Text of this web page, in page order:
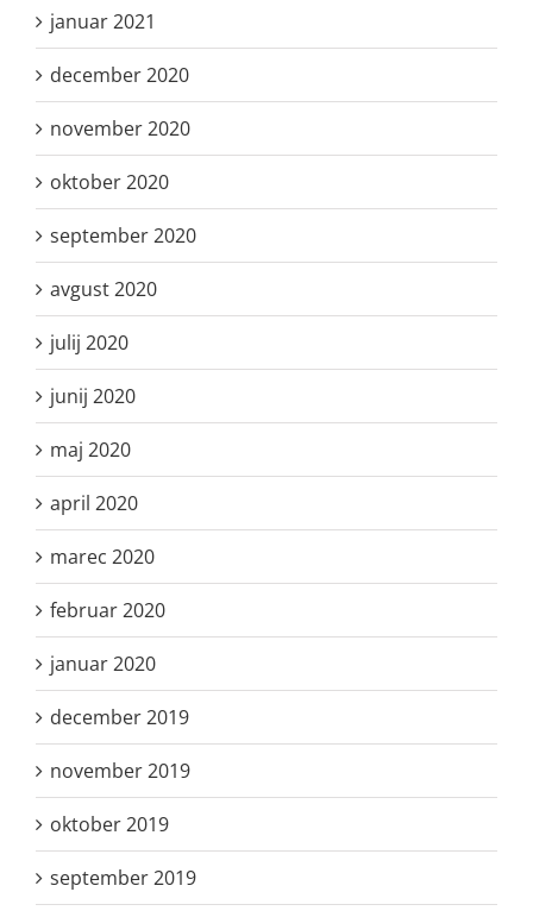
januar 2021
december 2020
november 2020
oktober 2020
september 2020
avgust 2020
julij 2020
junij 2020
maj 2020
april 2020
marec 2020
februar 2020
januar 2020
december 2019
november 2019
oktober 2019
september 2019